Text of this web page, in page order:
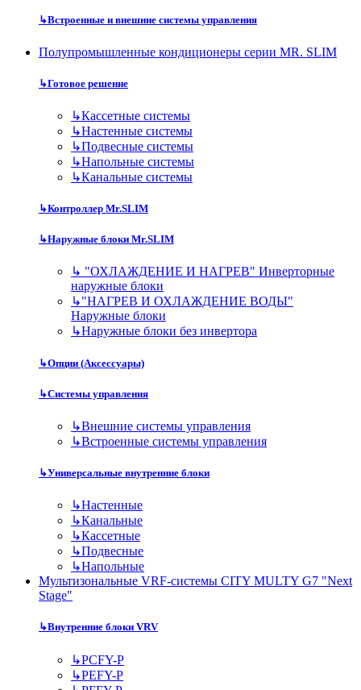
↳Встроенные и внешние системы управления
Полупромышленные кондиционеры серии MR. SLIM
↳Готовое решение
↳Кассетные системы
↳Настенные системы
↳Подвесные системы
↳Напольные системы
↳Канальные системы
↳Контроллер Mr.SLIM
↳Наружные блоки Mr.SLIM
↳ "ОХЛАЖДЕНИЕ И НАГРЕВ" Инверторные
наружные блоки
↳"НАГРЕВ И ОХЛАЖДЕНИЕ ВОДЫ"
Наружные блоки
↳Наружные блоки без инвертора
↳Опции (Аксессуары)
↳Системы управления
↳Внешние системы управления
↳Встроенные системы управления
↳Универсальные внутренние блоки
↳Настенные
↳Канальные
↳Кассетные
↳Подвесные
↳Напольные
Мультизональные VRF-системы CITY MULTY G7 "Next
Stage"
↳Внутренние блоки VRV
↳PCFY-P
↳PEFY-P